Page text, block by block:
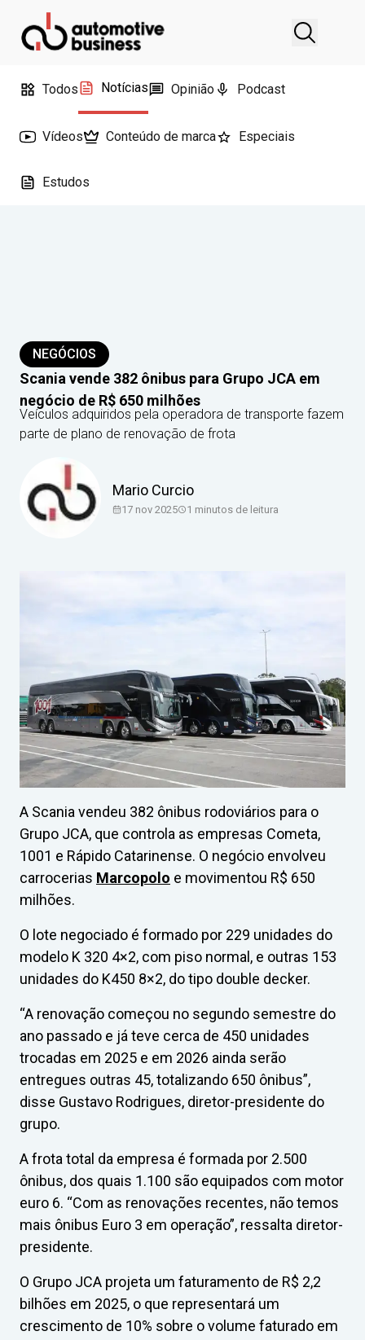
Todos Notícias Opinião Podcast
Vídeos Conteúdo de marca Especiais
Estudos
NEGÓCIOS
Scania vende 382 ônibus para Grupo JCA em
negócio de R$ 650 milhões
Veículos adquiridos pela operadora de transporte fazem
parte de plano de renovação de frota
Mario Curcio
17 nov 2025 1 minutos de leitura
A Scania vendeu 382 ônibus rodoviários para o
Grupo JCA, que controla as empresas Cometa,
1001 e Rápido Catarinense. O negócio envolveu
carrocerias Marcopolo e movimentou R$ 650
milhões.
O lote negociado é formado por 229 unidades do
modelo K 320 4×2, com piso normal, e outras 153
unidades do K450 8×2, do tipo double decker.
“A renovação começou no segundo semestre do
ano passado e já teve cerca de 450 unidades
trocadas em 2025 e em 2026 ainda serão
entregues outras 45, totalizando 650 ônibus”,
disse Gustavo Rodrigues, diretor-presidente do
grupo.
A frota total da empresa é formada por 2.500
ônibus, dos quais 1.100 são equipados com motor
euro 6. “Com as renovações recentes, não temos
mais ônibus Euro 3 em operação”, ressalta diretor-
presidente.
O Grupo JCA projeta um faturamento de R$ 2,2
bilhões em 2025, o que representará um
crescimento de 10% sobre o volume faturado em